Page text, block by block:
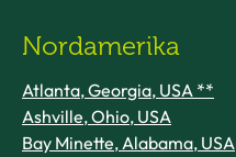
Nordamerika
Atlanta, Georgia, USA **
Ashville, Ohio, USA
Bay Minette, Alabama, USA